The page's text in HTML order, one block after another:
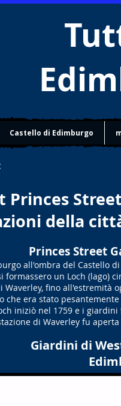
Castello di Edimburgo
Princes
della
Princes Street
all'ombra del Castello
un Loch (lago)
fino all'estremità
che era stato
iniziò nel 1759 e i
di Waverley fu
Giardini di